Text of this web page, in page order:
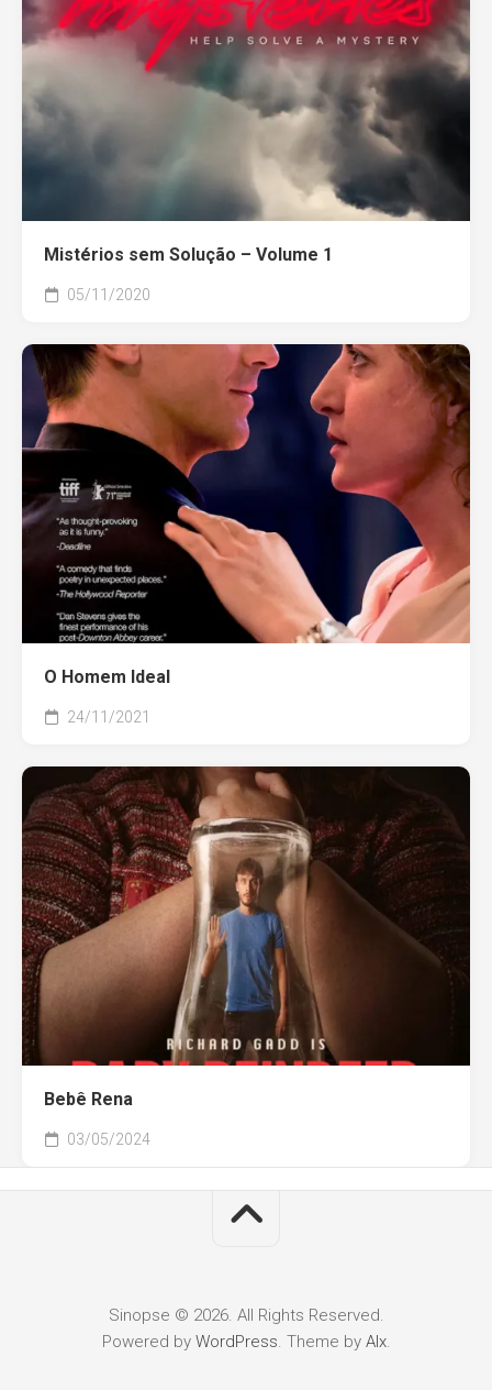
Mistérios sem Solução – Volume 1
05/11/2020
O Homem Ideal
24/11/2021
Bebê Rena
03/05/2024
Sinopse © 2026. All Rights Reserved.
Powered by WordPress. Theme by Alx.